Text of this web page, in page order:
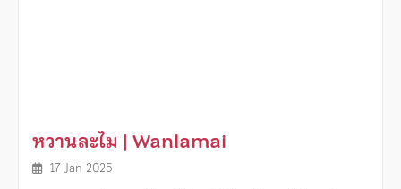
หวานละไม | Wanlamai
17 Jan 2025